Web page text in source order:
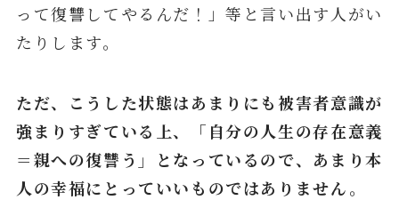
って復讐してやるんだ！」等と言い出す人がい
たりします。
ただ、こうした状態はあまりにも被害者意識が
強まりすぎている上、「自分の人生の存在意義
＝親への復讐う」となっているので、あまり本
人の幸福にとっていいものではありません。